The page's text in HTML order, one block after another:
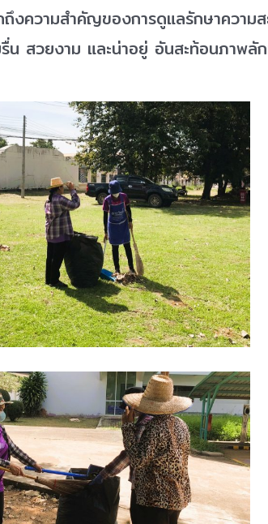
งความสำคัญของการดูแลรักษาควา
น สวยงาม และน่าอยู่ อันสะท้อนภา